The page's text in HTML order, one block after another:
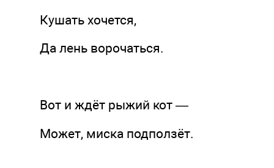
Кушать хочется,
Да лень ворочаться.
Вот и ждёт рыжий кот —
Может, миска подползёт.